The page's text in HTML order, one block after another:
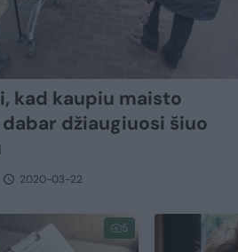
kad kaupiu maisto
džiaugiuosi šiuo
2020-03-22
5